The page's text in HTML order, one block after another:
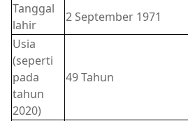
Tanggal
lahir
2 September 1971
Usia
(seperti
pada
tahun
2020)
49 Tahun